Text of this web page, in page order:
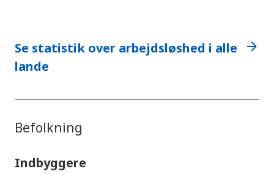
Se statistik over arbejdsløshed i alle
lande
arrow_forward
Befolkning
Indbyggere